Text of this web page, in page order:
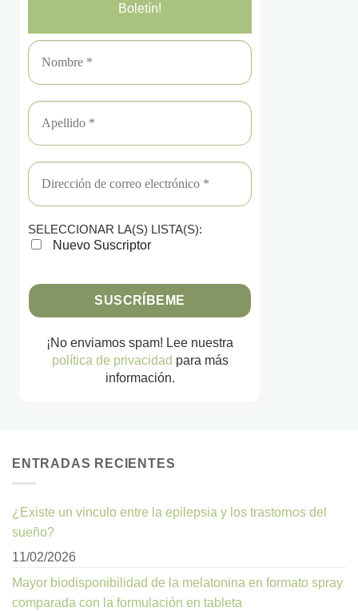
Boletín!
SELECCIONAR LA(S) LISTA(S):
Nuevo Suscriptor
¡No enviamos spam! Lee nuestra
política de privacidad para más
información.
ENTRADAS RECIENTES
¿Existe un vinculo entre la epilepsia y los trastornos del
sueño?
11/02/2026
Mayor biodisponibilidad de la melatonina en formato spray
comparada con la formulación en tableta